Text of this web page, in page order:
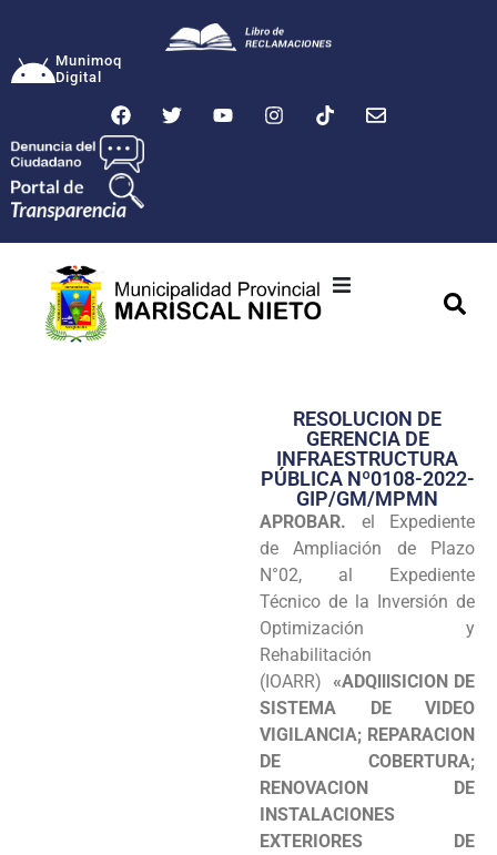
Munimoq
Digital
Transparencia
Seguridad
Programas
Intranet
RESOLUCION DE
GERENCIA DE
INFRAESTRUCTURA
PÚBLICA Nº0108-2022-
GIP/GM/MPMN
APROBAR. el Expediente
de Ampliación de Plazo
N°02, al Expediente
Técnico de la Inversión de
Optimización y
Rehabilitación
(IOARR)
«ADQlllSICION DE
SISTEMA DE VIDEO
VIGILANCIA; REPARACION
DE COBERTURA;
RENOVACION DE
INSTALACIONES
EXTERIORES DE